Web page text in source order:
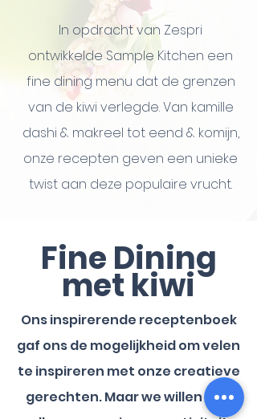
In opdracht van Zespri
ontwikkelde Sample Kitchen een
fine dining menu dat de grenzen
van de kiwi verlegde. Van kamille
dashi & makreel tot eend & komijn,
onze recepten geven een unieke
twist aan deze populaire vrucht.
Fine Dining
met kiwi
Ons inspirerende receptenboek
gaf ons de mogelijkheid om velen
te inspireren met onze creatieve
gerechten. Maar we willen niet